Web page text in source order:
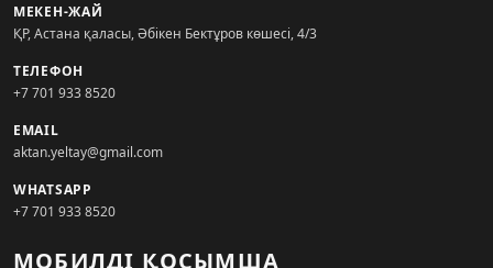
МЕКЕН-ЖАЙ
ҚР, Астана қаласы, Әбікен Бектұров көшесі, 4/3
ТЕЛЕФОН
+7 701 933 8520
EMAIL
aktan.yeltay@gmail.com
WHATSAPP
+7 701 933 8520
МОБИЛДІ ҚОСЫМША